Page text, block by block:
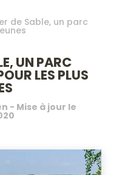
de Sable, un parc
UN PARC
LES PLUS
- Mise à jour le